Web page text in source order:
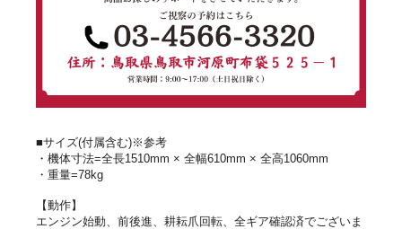
■サイズ(付属含む)※参考
・機体寸法=全長1510mm × 全幅610mm × 全高1060mm
・重量=78kg
【動作】
エンジン始動、前後進、耕耘爪回転、全ギア確認済でございま